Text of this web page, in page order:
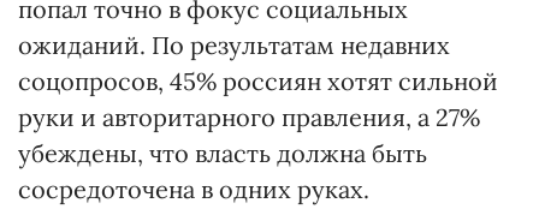
попал точно в фокус социальных
ожиданий. По результатам недавних
соцопросов, 45% россиян хотят сильной
руки и авторитарного правления, а 27%
убеждены, что власть должна быть
сосредоточена в одних руках.